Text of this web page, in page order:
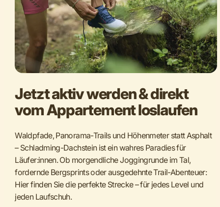
Jetzt aktiv werden & direkt
vom Appartement loslaufen
Waldpfade, Panorama-Trails und Höhenmeter statt Asphalt
– Schladming-Dachstein ist ein wahres Paradies für
Läufer:innen. Ob morgendliche Joggingrunde im Tal,
fordernde Bergsprints oder ausgedehnte Trail-Abenteuer:
Hier finden Sie die perfekte Strecke – für jedes Level und
jeden Laufschuh.